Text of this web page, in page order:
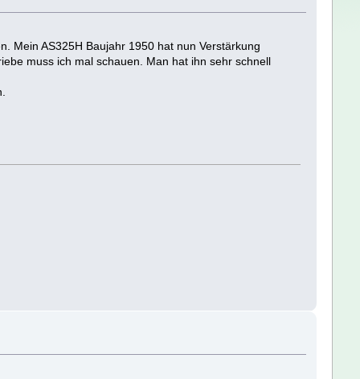
Mein AS325H Baujahr 1950 hat nun Verstärkung
muss ich mal schauen. Man hat ihn sehr schnell